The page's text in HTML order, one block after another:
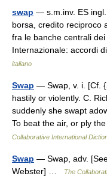
swap — s.m.inv. ES
borsa, credito reciproco
fra le banche centrali
Internazionale: accordi
italiano
Swap — Swap, v. i. [Cf.
hastily or violently. C.
suddenly she swapt
To beat the air, or ply
Collaborative International
Swap — Swap, adv.
Webster] …
The